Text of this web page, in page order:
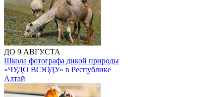
ДО 9 АВГУСТА
Школа фотографа дикой природы
«ЧУДО ВСЮДУ» в Республике
Алтай